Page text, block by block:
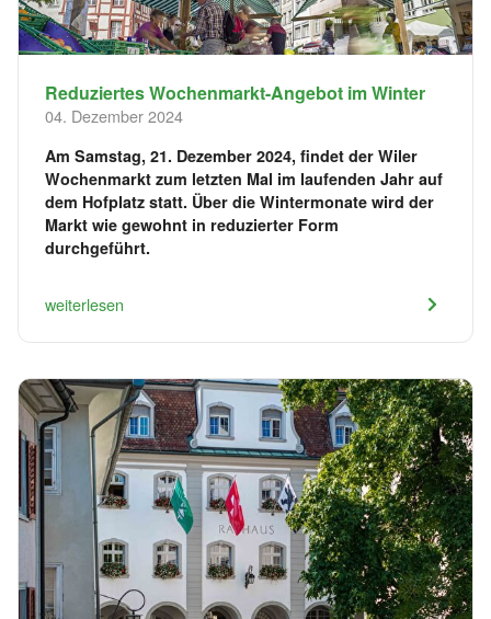
Reduziertes Wochenmarkt-Angebot im Winter
04. Dezember 2024
Am Samstag, 21. Dezember 2024, findet der Wiler
Wochenmarkt zum letzten Mal im laufenden Jahr auf
dem Hofplatz statt. Über die Wintermonate wird der
Markt wie gewohnt in reduzierter Form
durchgeführt.
weiterlesen